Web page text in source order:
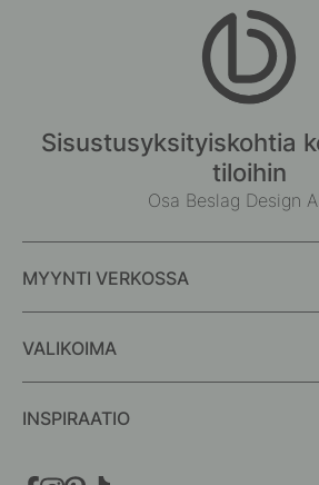
Sisustusyksityiskohtia
tiloihin
Osa Beslag Design
MYYNTI VERKOSSA
VALIKOIMA
INSPIRAATIO